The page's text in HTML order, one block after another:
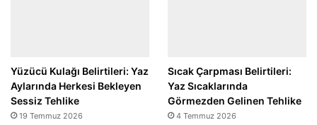
Yüzücü Kulağı Belirtileri: Yaz
Aylarında Herkesi Bekleyen
Sessiz Tehlike
19 Temmuz 2026
Sıcak Çarpması Belirtileri:
Yaz Sıcaklarında
Görmezden Gelinen Tehlike
4 Temmuz 2026